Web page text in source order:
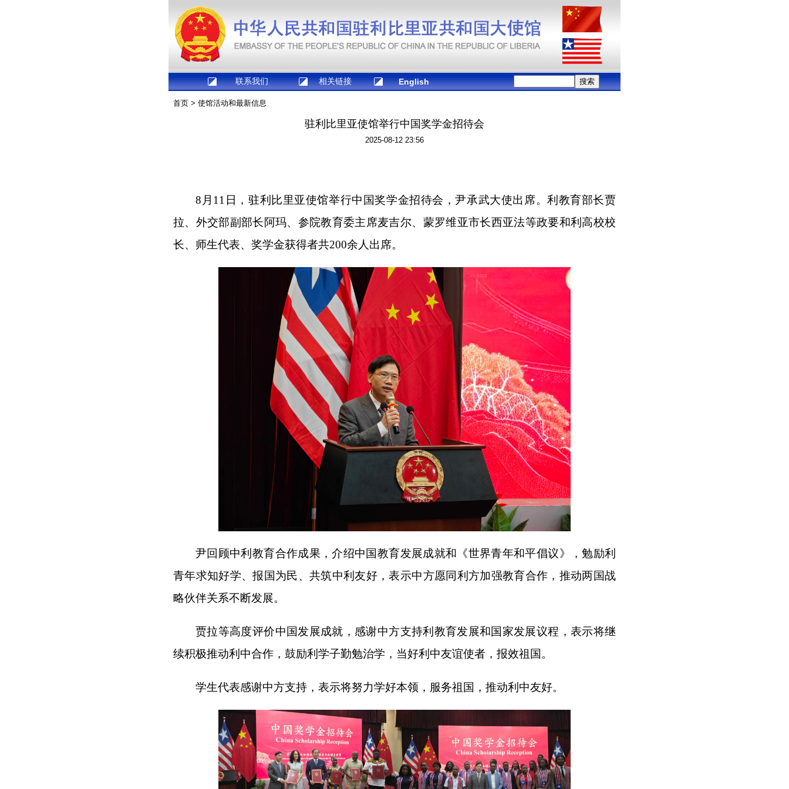
联系我们 相关链接 English
首页 > 使馆活动和最新信息
驻利比里亚使馆举行中国奖学金招待会
2025-08-12 23:56
8月11日，驻利比里亚使馆举行中国奖学金招待会，尹承武大使出席。利教育部长贾
拉、外交部副部长阿玛、参院教育委主席麦吉尔、蒙罗维亚市长西亚法等政要和利高校校
长、师生代表、奖学金获得者共200余人出席。
尹回顾中利教育合作成果，介绍中国教育发展成就和《世界青年和平倡议》，勉励利
青年求知好学、报国为民、共筑中利友好，表示中方愿同利方加强教育合作，推动两国战
略伙伴关系不断发展。
贾拉等高度评价中国发展成就，感谢中方支持利教育发展和国家发展议程，表示将继
续积极推动利中合作，鼓励利学子勤勉治学，当好利中友谊使者，报效祖国。
学生代表感谢中方支持，表示将努力学好本领，服务祖国，推动利中友好。